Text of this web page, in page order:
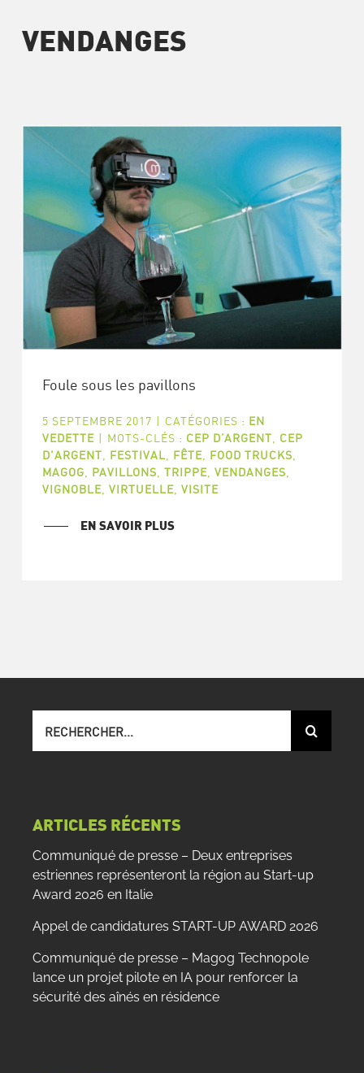
VENDANGES
Foule sous les pavillons
5 SEPTEMBRE 2017 | CATÉGORIES : EN
VEDETTE | MOTS-CLÉS : CEP D’ARGENT
CEP
D'ARGENT
FESTIVAL FÊTE, FOOD TRUCKS
MAGOG
PAVILLONS TRIPPE, VENDANGES
VIGNOBLE, VIRTUELLE, VISITE
EN SAVOIR PLUS
sur
ARTICLES RÉCENTS
Communiqué de presse – Deux entreprises
estriennes représenteront la région au Start-up
Award 2026 en Italie
Appel de candidatures START-UP AWARD 2026
Communiqué de presse – Magog Technopole
lance un projet pilote en IA pour renforcer la
sécurité des aînés en résidence